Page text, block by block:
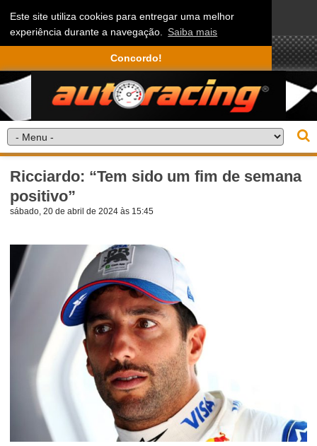
Este site utiliza cookies para entregar uma melhor
experiência durante a navegação. Saiba mais
Concordo!
Ricciardo: “Tem sido um fim de semana
positivo”
sábado, 20 de abril de 2024 às 15:45